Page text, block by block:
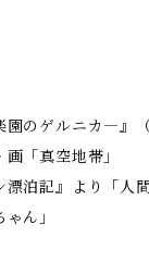
のゲルニカ―』（
「真空地帯」
泊記』より「人
ん」